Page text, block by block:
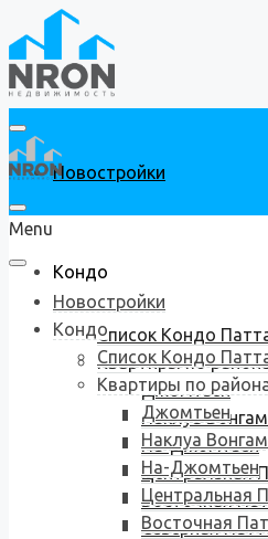
Новостройки
Кондо
Список Кондо
Квартиры по
Джомтьен
Наклуа
На-Джомтьен
Центральная
Восточная
Северная
Menu
Новостройки
Кондо
Список Кондо
Квартиры по
Джомтьен
Наклуа
На-Джомтьен
Центральная
Восточная